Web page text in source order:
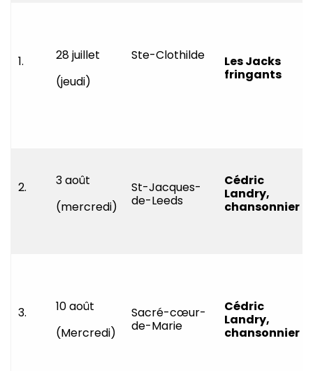
1.
28 juillet
(jeudi)
Ste-Clothilde
Les Jacks
fringants
2.
3 août
(mercredi)
St-Jacques-
de-Leeds
Cédric
Landry,
chansonnier
3.
10 août
(Mercredi)
Sacré-cœur-
de-Marie
Cédric
Landry,
chansonnier